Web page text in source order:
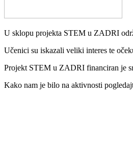
U sklopu projekta STEM u ZADRI
Učenici su iskazali veliki interes te
Projekt STEM u ZADRI financiran je
Kako nam je bilo na aktivnosti